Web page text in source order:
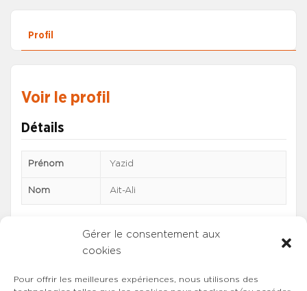
Gérer le consentement aux
cookies
Pour offrir les meilleures expériences, nous utilisons des
Profil
Voir le profil
Détails
Prénom Yazid
Nom Ait-Ali